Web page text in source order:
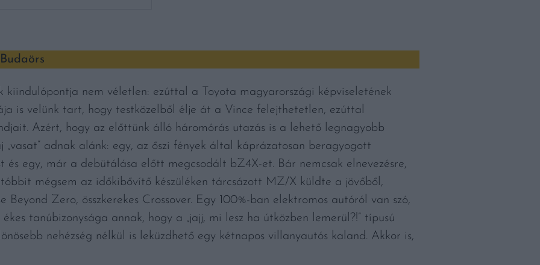
kiindulópontja nem véletlen: ezúttal a Toyota magyarországi képviseletének
is velünk tart, hogy testközelből élje át a Vince felejthetetlen, ezúttal
Azért, hogy az előttünk álló háromórás utazás is a lehető legnagyobb
„vasat” adnak alánk: egy, az őszi fények által káprázatosan beragyogott
és egy, már a debütálása előtt megcsodált bZ4X-et. Bár nemcsak elnevezésre,
mégsem az időkibővítő készüléken tárcsázott MZ/X küldte a jövőből,
Beyond Zero, összkerekes Crossover. Egy 100%-ban elektromos autóról van szó,
tanúbizonysága annak, hogy a „jajj, mi lesz ha útközben lemerül?!” típusú
nehézség nélkül is leküzdhető egy kétnapos villanyautós kaland. Akkor is,